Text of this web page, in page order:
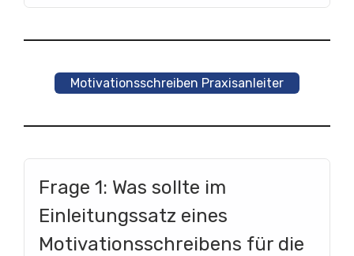
Motivationsschreiben Praxisanleiter
Frage 1: Was sollte im
Einleitungssatz eines
Motivationsschreibens für die